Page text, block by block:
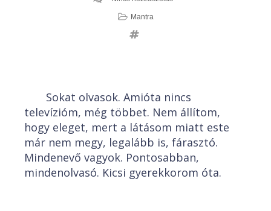
Mantra
Sokat olvasok. Amióta nincs
televízióm, még többet. Nem állítom,
hogy eleget, mert a látásom miatt este
már nem megy, legalább is, fárasztó.
Mindenevő vagyok. Pontosabban,
mindenolvasó. Kicsi gyerekkorom óta.